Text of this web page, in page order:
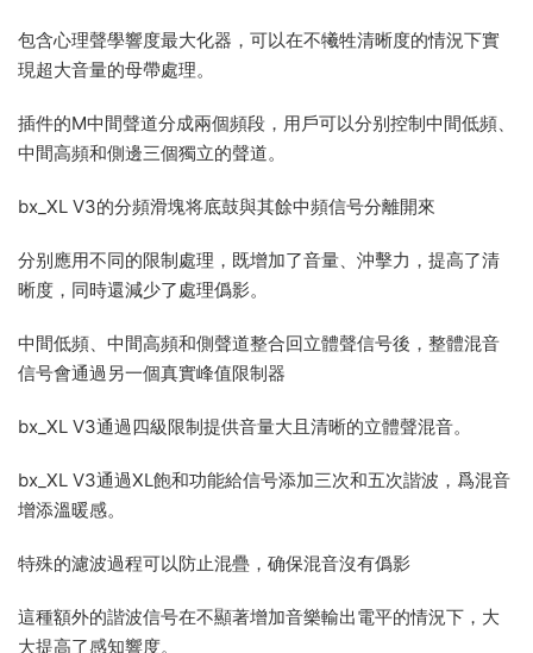
包含心理聲學響度最大化器，可以在不犧牲清晰度的情況下實
現超大音量的母帶處理。
插件的M中間聲道分成兩個頻段，用戶可以分别控制中間低頻、
中間高頻和側邊三個獨立的聲道。
bx_XL V3的分頻滑塊将底鼓與其餘中頻信号分離開來
分别應用不同的限制處理，既增加了音量、沖擊力，提高了清
晰度，同時還減少了處理僞影。
中間低頻、中間高頻和側聲道整合回立體聲信号後，整體混音
信号會通過另一個真實峰值限制器
bx_XL V3通過四級限制提供音量大且清晰的立體聲混音。
bx_XL V3通過XL飽和功能給信号添加三次和五次諧波，爲混音
增添溫暖感。
特殊的濾波過程可以防止混疊，确保混音沒有僞影
這種額外的諧波信号在不顯著增加音樂輸出電平的情況下，大
大提高了感知響度。